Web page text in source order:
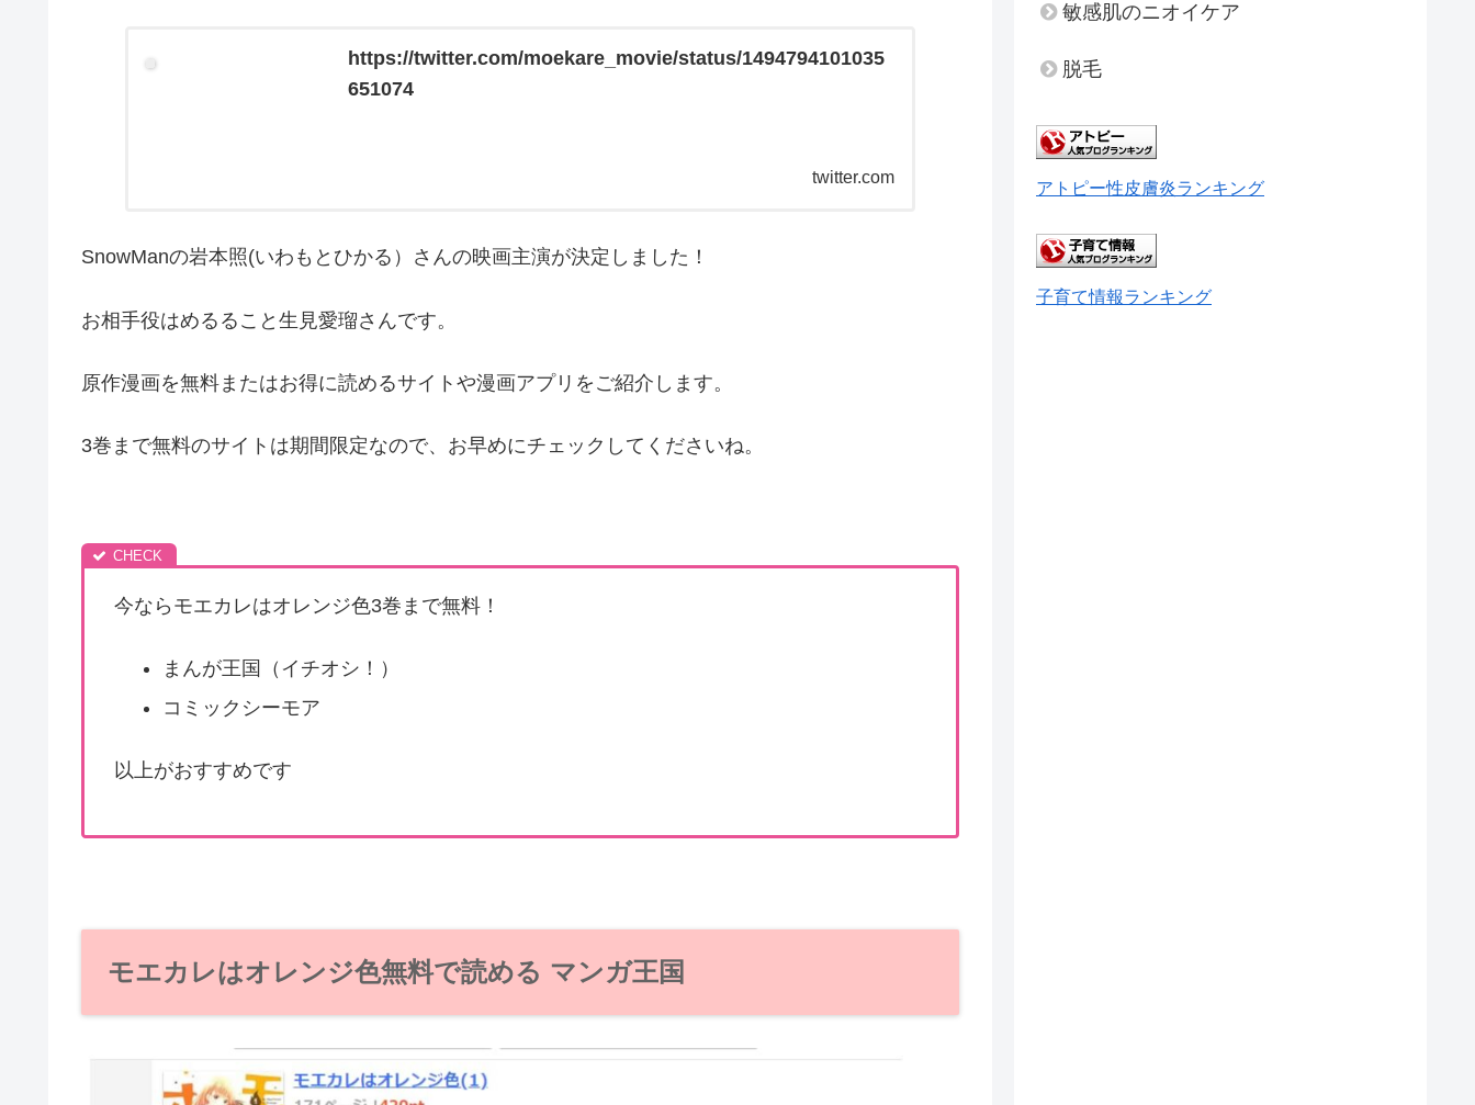
https://twitter.com/moekare_movie/status/1494794101035
651074
twitter.com
SnowManの岩本照(いわもとひかる）さんの映画主演が決定しました！
お相手役はめるること生見愛瑠さんです。
原作漫画を無料またはお得に読めるサイトや漫画アプリをご紹介します。
3巻まで無料のサイトは期間限定なので、お早めにチェックしてくださいね。
今ならモエカレはオレンジ色3巻まで無料！
まんが王国（イチオシ！）
コミックシーモア
以上がおすすめです
モエカレはオレンジ色無料で読める マンガ王国
敏感肌のニオイケア
脱毛
アトピー性皮膚炎ランキング
子育て情報ランキング